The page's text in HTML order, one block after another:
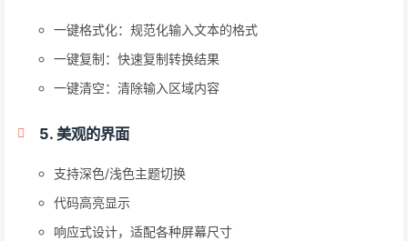
一键格式化：规范化输入文本的格式
一键复制：快速复制转换结果
一键清空：清除输入区域内容
5. 美观的界面
支持深色/浅色主题切换
代码高亮显示
响应式设计，适配各种屏幕尺寸